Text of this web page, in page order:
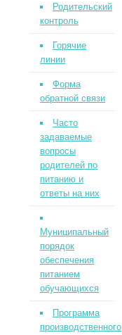
Родительский
контроль
Горячие
линии
Форма
обратной связи
Часто
задаваемые
вопросы
родителей по
питанию и
ответы на них
Муниципальный
порядок
обеспечения
питанием
обучающихся
Программа
производственного